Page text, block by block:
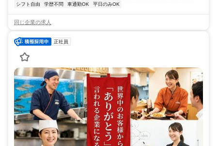
シフト自由
学歴不問 車通勤OK 平日のみOK
同じ企業の求人
正社員